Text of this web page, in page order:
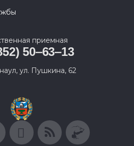
приемная
50‒63‒13
ул. Пушкина, 62